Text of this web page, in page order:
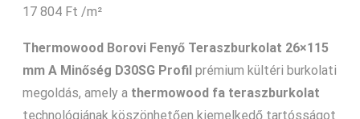
17 804 Ft /m²
Thermowood Borovi Fenyő Teraszburkolat 26×115
mm A Minőség D30SG Profil prémium kültéri burkolati
megoldás, amely a thermowood fa teraszburkolat
technológiának köszönhetően kiemelkedő tartósságot